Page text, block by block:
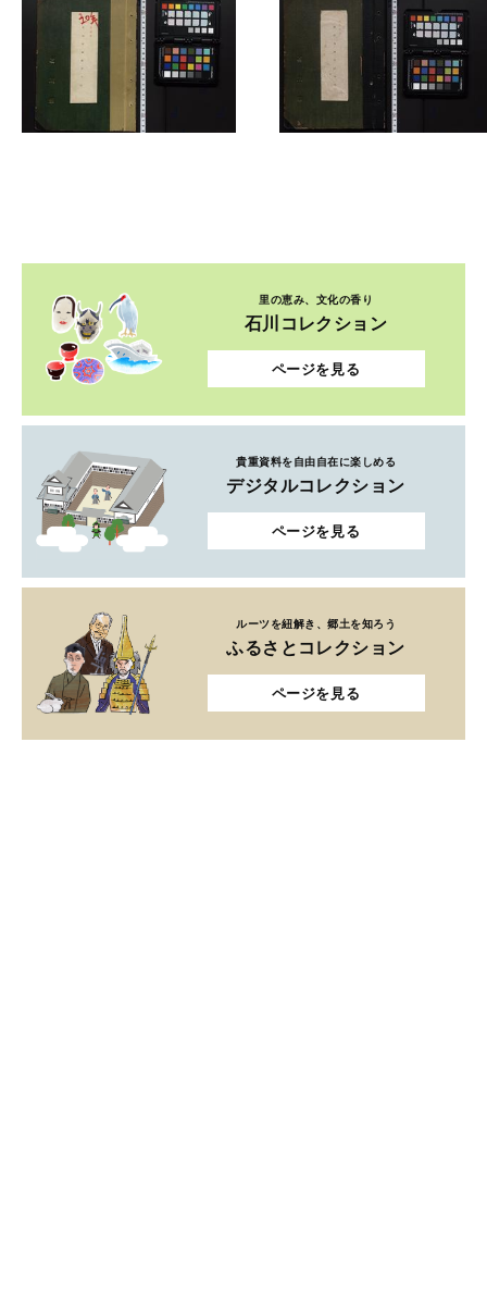
里の恵み、文化の香り
石川コレクション
ページを見る
貴重資料を自由自在に楽しめる
デジタルコレクション
ページを見る
ルーツを紐解き、郷土を知ろう
ふるさとコレクション
ページを見る